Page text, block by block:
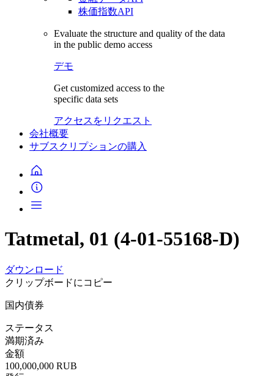
株価指数API
Evaluate the structure and quality of the data
in the public demo access
デモ
Get customized access to the
specific data sets
アクセスをリクエスト
会社概要
サブスクリプションの購入
Tatmetal, 01 (4-01-55168-D)
ダウンロード
クリップボードにコピー
国内債券
ステータス
満期済み
金額
100,000,000 RUB